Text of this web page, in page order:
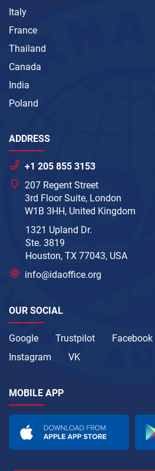
Italy
France
Thailand
Canada
India
Poland
ADDRESS
+1 205 855 3153
207 Regent Street
3rd Floor Suite, London
W1B 3HH, United Kingdom
1321 Upland Dr.
Ste. 3819
Houston, TX 77043, USA
info@idaoffice.org
OUR SOCIAL
Google Trustpilot Facebook
Instagram
VK
MOBILE APP